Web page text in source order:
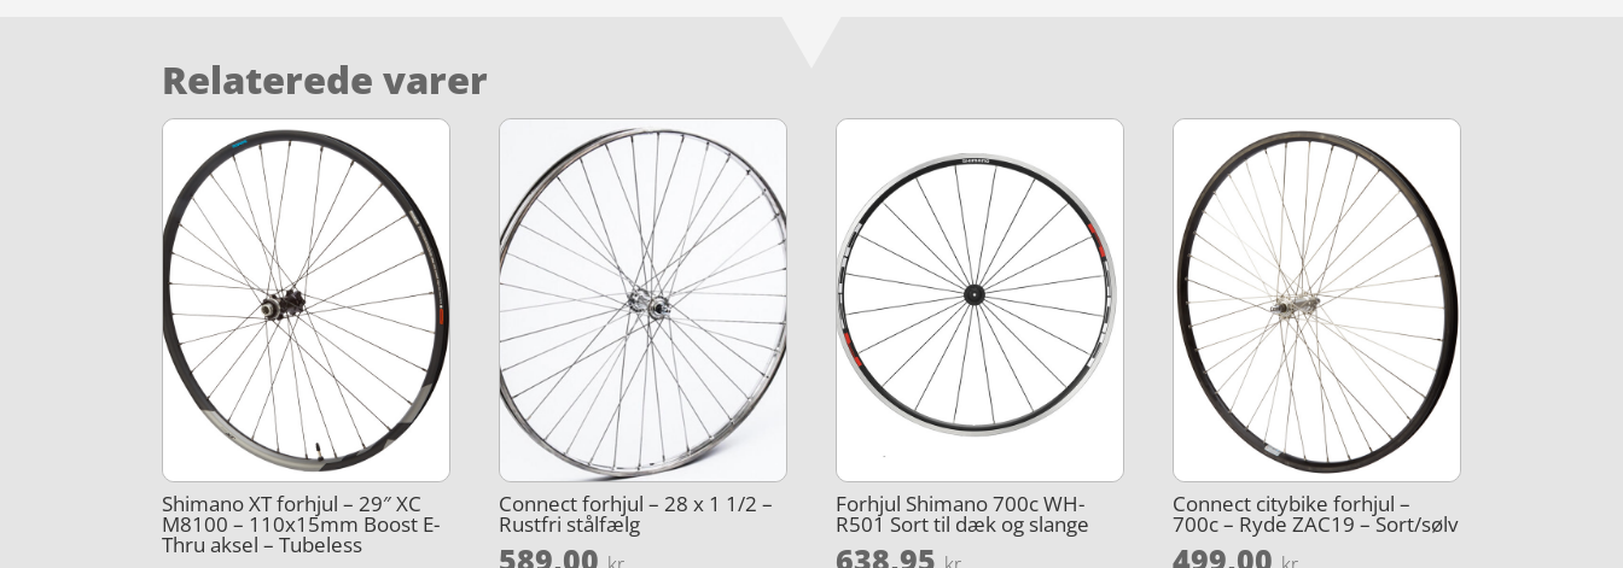
Relaterede varer
Shimano XT forhjul – 29″ XC
M8100 – 110x15mm Boost E-
Thru aksel – Tubeless
Connect forhjul – 28 x 1 1/2 –
Rustfri stålfælg
589,00
Forhjul Shimano 700c WH-
R501 Sort til dæk og slange
638,95
Connect citybike forhjul –
700c – Ryde ZAC19 – Sort/sølv
499,00